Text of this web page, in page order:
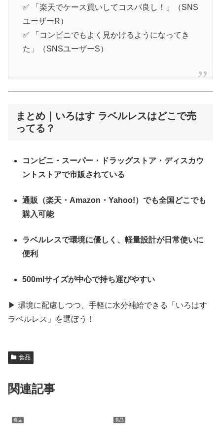
✅ 「楽天でケース買いしてコスパ良し！」（SNS
ユーザーR）
✅ 「コンビニでもよく見かけるようになってき
た」（SNSユーザーS）
まとめ｜いろはす ラベルレスはどこで売
ってる？
コンビニ・スーパー・ドラッグストア・ディスカウ
ントストアで市販されている
通販（楽天・Amazon・Yahoo!）でも全国どこでも
購入可能
ラベルレスで環境に優しく、軽量設計が日常使いに
便利
500mlサイズが中心で持ち運びやすい
▶ 環境に配慮しつつ、手軽に水分補給できる「いろはす
ラベルレス」を選ぼう！
食品
関連記事
食品 食品